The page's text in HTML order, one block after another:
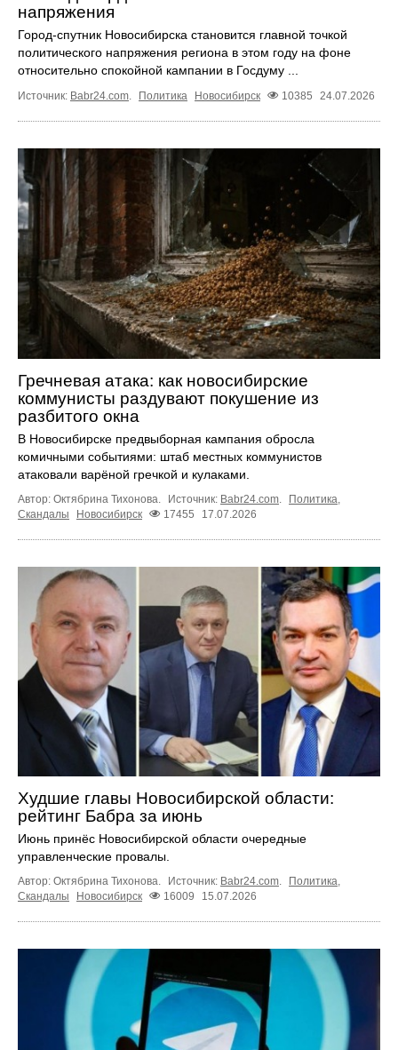
напряжения
Город-спутник Новосибирска становится главной точкой
политического напряжения региона в этом году на фоне
относительно спокойной кампании в Госдуму ...
Источник: Babr24.com. Политика Новосибирск 10385 24.07.2026
Гречневая атака: как новосибирские
коммунисты раздувают покушение из
разбитого окна
В Новосибирске предвыборная кампания обросла
комичными событиями: штаб местных коммунистов
атаковали варёной гречкой и кулаками.
Автор: Октябрина Тихонова. Источник: Babr24.com Политика
Скандалы
Новосибирск 17455 17.07.2026
Худшие главы Новосибирской области:
рейтинг Бабра за июнь
Июнь принёс Новосибирской области очередные
управленческие провалы.
Автор: Октябрина Тихонова. Источник: Babr24.com. Политика,
Скандалы
Новосибирск 16009 15.07.2026